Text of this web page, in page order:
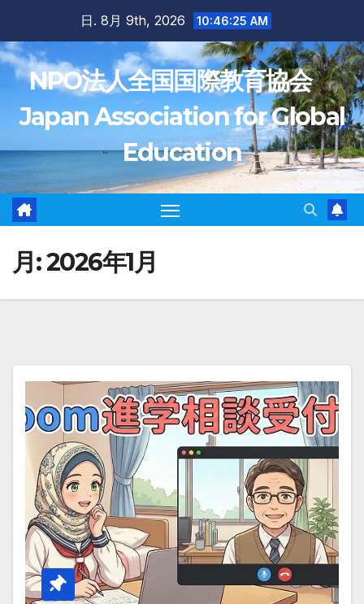
content
日. 8月 9th, 2026 10:46:27 AM
NPO法人全国国際教育協会
Japan Association for Global
Education
月:2026年1月